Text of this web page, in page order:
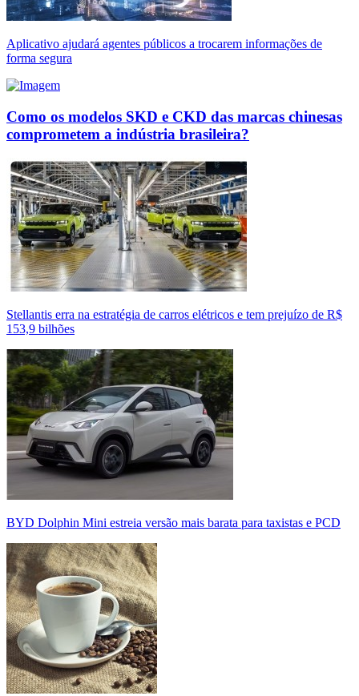
Aplicativo ajudará agentes públicos a trocarem informações de
forma segura
Como os modelos SKD e CKD das marcas chinesas
comprometem a indústria brasileira?
Stellantis erra na estratégia de carros elétricos e tem prejuízo de R$
153,9 bilhões
BYD Dolphin Mini estreia versão mais barata para taxistas e PCD